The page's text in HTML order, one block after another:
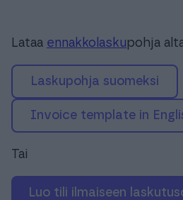
Lataa ennakkolaskupohja
Laskupohja suomeksi
Invoice template in
Tai
Luo tili ilmaiseen